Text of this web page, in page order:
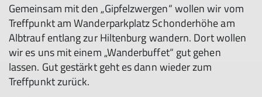
Gemeinsam mit den „Gipfelzwergen“ wollen wir vom
Treffpunkt am Wanderparkplatz Schonderhöhe am
Albtrauf entlang zur Hiltenburg wandern. Dort wollen
wir es uns mit einem „Wanderbuffet“ gut gehen
lassen. Gut gestärkt geht es dann wieder zum
Treffpunkt zurück.